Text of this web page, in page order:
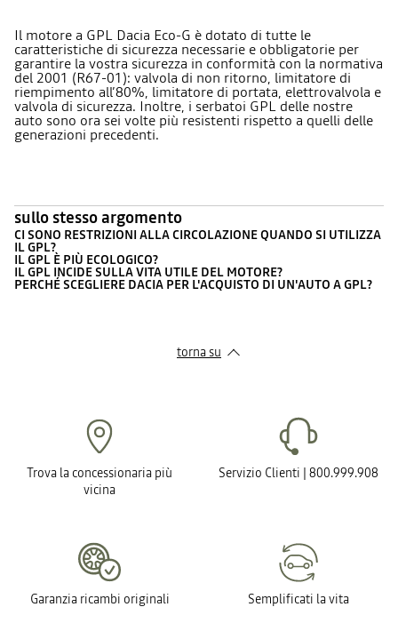
Il motore a GPL Dacia Eco-G è dotato di tutte le
caratteristiche di sicurezza necessarie e obbligatorie per
garantire la vostra sicurezza in conformità con la normativa
del 2001 (R67-01): valvola di non ritorno, limitatore di
riempimento all’80%, limitatore di portata, elettrovalvola e
valvola di sicurezza. Inoltre, i serbatoi GPL delle nostre
auto sono ora sei volte più resistenti rispetto a quelli delle
generazioni precedenti.
sullo stesso argomento
CI SONO RESTRIZIONI ALLA CIRCOLAZIONE QUANDO SI UTILIZZA
IL GPL?
IL GPL È PIÙ ECOLOGICO?
IL GPL INCIDE SULLA VITA UTILE DEL MOTORE?
PERCHÉ SCEGLIERE DACIA PER L'ACQUISTO DI UN'AUTO A GPL?
torna su
Trova la concessionaria più
vicina
Servizio Clienti | 800.999.908
Garanzia ricambi originali Semplificati la vita